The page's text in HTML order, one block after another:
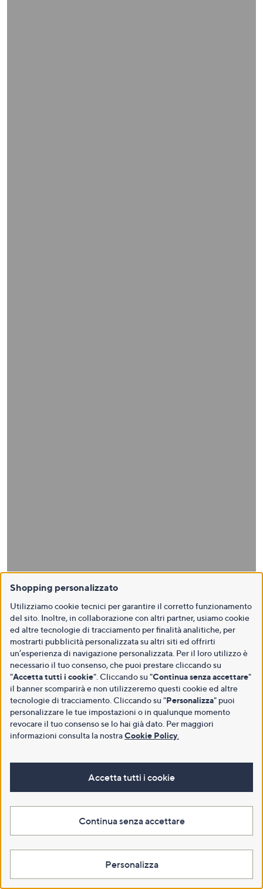
Shopping personalizzato
Utilizziamo cookie tecnici per garantire il corretto funzionamento
del sito. Inoltre, in collaborazione con altri partner, usiamo cookie
ed altre tecnologie di tracciamento per finalità analitiche, per
mostrarti pubblicità personalizzata su altri siti ed offrirti
un’esperienza di navigazione personalizzata. Per il loro utilizzo è
necessario il tuo consenso, che puoi prestare cliccando su
"Accetta tutti i cookie". Cliccando su "Continua senza accettare"
il banner scomparirà e non utilizzeremo questi cookie ed altre
tecnologie di tracciamento. Cliccando su "Personalizza" puoi
personalizzare le tue impostazioni o in qualunque momento
revocare il tuo consenso se lo hai già dato. Per maggiori
informazioni consulta la nostraCookie Policy
Accetta tutti i cookie
Continua senza accettare
Personalizza